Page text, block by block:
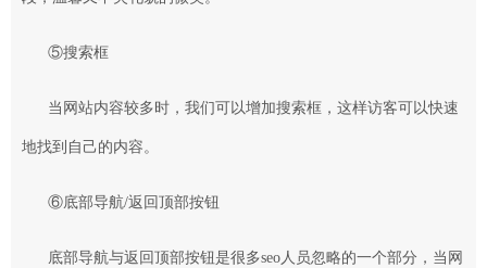
⑤搜索框
当网站内容较多时，我们可以增加搜索框，这样访客可以快速
地找到自己的内容。
⑥底部导航/返回顶部按钮
底部导航与返回顶部按钮是很多seo人员忽略的一个部分，当网